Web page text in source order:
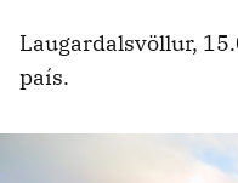
Laugardalsvöllur,
país.